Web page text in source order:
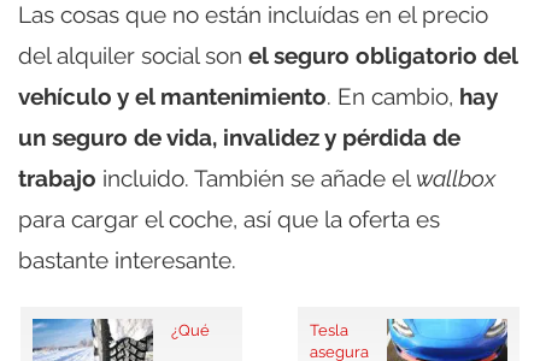
Las cosas que no están incluídas en el precio
del alquiler social son el seguro obligatorio del
vehículo y el mantenimiento. En cambio, hay
un seguro de vida, invalidez y pérdida de
trabajo incluido. También se añade el wallbox
para cargar el coche, así que la oferta es
bastante interesante.
¿Qué
Tesla
asegura